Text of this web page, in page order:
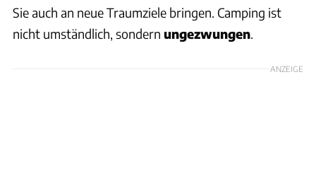
Sie auch an neue Traumziele bringen. Camping ist
nicht umständlich, sondern ungezwungen.
ANZEIGE